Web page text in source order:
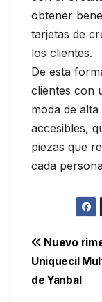
obtener
tarjetas de
los clientes.
De esta
clientes con
moda de
accesibles,
piezas que
cada
de
Nuevo
Uniquecil
de Yanbal